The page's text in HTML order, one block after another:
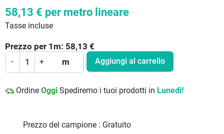
58,13 € per metro lineare
Tasse incluse
Prezzo per 1 m: 58,13 €
- + m Aggiungi al carrello
Ordine Oggi Spediremo i tuoi prodotti in Lunedì!
Prezzo del campione : Gratuito